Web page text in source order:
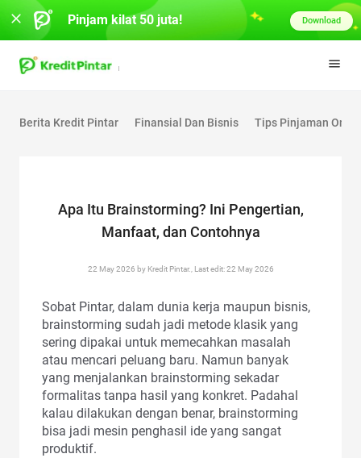
Berita Kredit Pintar Finansial Dan Bisnis Tips Pinjaman
Apa Itu Brainstorming? Ini Pengertian,
Manfaat, dan Contohnya
22 May 2026 by Kredit Pintar., Last edit: 22 May 2026
Sobat Pintar, dalam dunia kerja maupun bisnis,
brainstorming sudah jadi metode klasik yang
sering dipakai untuk memecahkan masalah
atau mencari peluang baru. Namun banyak
yang menjalankan brainstorming sekadar
formalitas tanpa hasil yang konkret. Padahal
kalau dilakukan dengan benar, brainstorming
bisa jadi mesin penghasil ide yang sangat
produktif.
Pinjam kilat 50 juta! Download